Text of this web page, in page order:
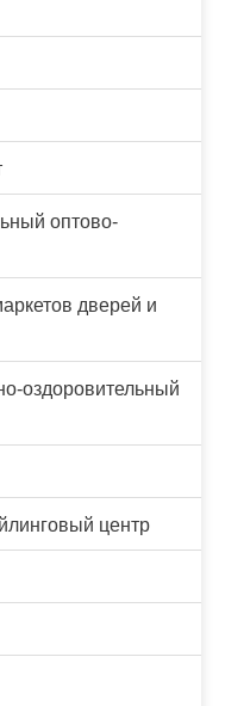
оптово-
дверей и
оздоровительный
центр